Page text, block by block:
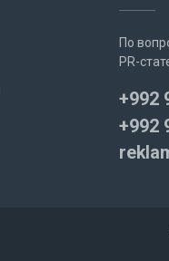
По
PR-
+992
+992